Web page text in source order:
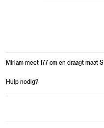
Miriam meet 177 cm en draagt maat S
Hulp nodig?